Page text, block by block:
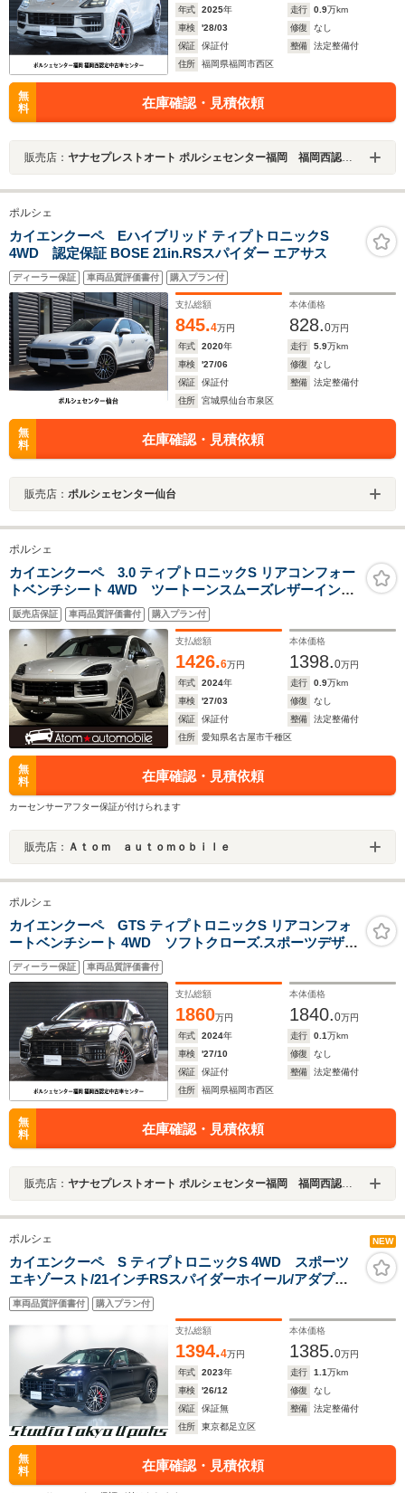
年式
2025年 走行 0.9万km
車検
'28/03 修復
なし
保証
保証付 整備
法定整備付
住所
福岡県福岡市西区
無
料
在庫確認・見積依頼
販売店： ヤナセプレストオート ポルシェセンター福岡 福岡西認定中古車センター
ポルシェ
カイエンクーペ Eハイブリッド ティプトロニックS
4WD 認定保証 BOSE 21in.RSスパイダー エアサス
ディーラー保証 車両品質評価書付 購入プラン付
支払総額
845.4万円
本体価格
828.0万円
年式
2020年 走行 5.9万km
車検
'27/06 修復
なし
保証
保証付 整備
法定整備付
住所
宮城県仙台市泉区
無
料
在庫確認・見積依頼
販売店： ポルシェセンター仙台
ポルシェ
カイエンクーペ 3.0 ティプトロニックS リアコンフォー
トベンチシート 4WD ツートーンスムーズレザーインテ
リア(ブラック/ボルドーレッド)/シートベンチレーション
(フロント)/エクステンデッドエクステリアパッケージ(ハ
イグロスブラック)/スポーツテールパイプ(ダークブロン
販売店保証 車両品質評価書付 購入プラン付
支払総額
1426.6万円
本体価格
1398.0万円
年式
2024年 走行 0.9万km
車検
'27/03 修復
なし
保証
保証付 整備
法定整備付
住所
愛知県名古屋市千種区
無
料
在庫確認・見積依頼
カーセンサーアフター保証が付けられます
販売店： Ａｔｏｍ ａｕｔｏｍｏｂｉｌｅ
ポルシェ
カイエンクーペ GTS ティプトロニックS リアコンフォ
ートベンチシート 4WD ソフトクローズ.スポーツデザイ
ンPKG
ディーラー保証 車両品質評価書付
支払総額
1860万円
本体価格
1840.0万円
年式
2024年 走行 0.1万km
車検
'27/10 修復
なし
保証
保証付 整備
法定整備付
住所
福岡県福岡市西区
無
料
在庫確認・見積依頼
販売店： ヤナセプレストオート ポルシェセンター福岡 福岡西認定中古車センター
ポルシェ NEW
カイエンクーペ S ティプトロニックS 4WD スポーツ
エキゾースト/21インチRSスパイダーホイール/アダプテ
ィブエアサスペンション/スポーツデザインフロントエプ
ロン/マトリクスLEDヘッドライト/BOSEサウンド/PTVプ
ラス/18way電動アダプティブスポーツシート
車両品質評価書付 購入プラン付
支払総額
1394.4万円
本体価格
1385.0万円
年式
2023年 走行 1.1万km
車検
'26/12 修復
なし
保証
保証無 整備
法定整備付
住所
東京都足立区
無
料
在庫確認・見積依頼